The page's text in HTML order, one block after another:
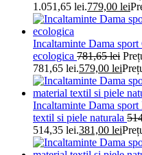
1.051,65 lei.779,00 lei
Incaltaminte Dama
ecologica 781,65lei
781,65 lei.579,00 lei
Incaltaminte Dama
textil si piele naturala
514,35 lei.381,00 lei